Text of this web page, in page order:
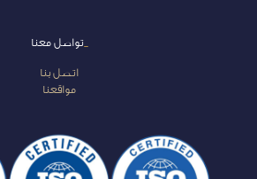
_تواصل معنا
اتصل بنا
مواقعنا